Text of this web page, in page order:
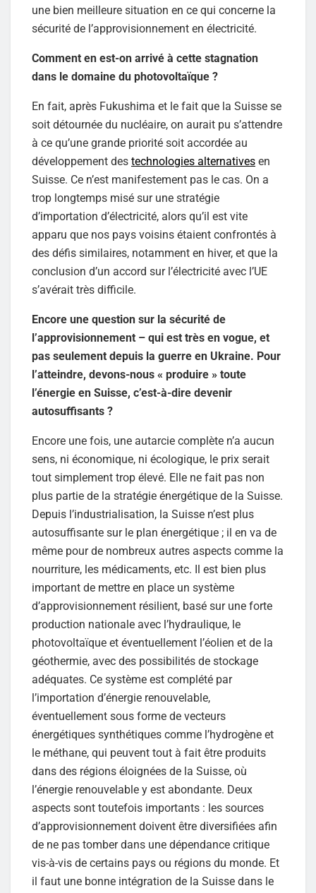
une bien meilleure situation en ce qui concerne la
sécurité de l’approvisionnement en électricité.
Comment en est-on arrivé à cette stagnation
dans le domaine du photovoltaïque ?
En fait, après Fukushima et le fait que la Suisse se
soit détournée du nucléaire, on aurait pu s’attendre
à ce qu’une grande priorité soit accordée au
développement des technologies alternatives en
Suisse. Ce n’est manifestement pas le cas. On a
trop longtemps misé sur une stratégie
d’importation d’électricité, alors qu’il est vite
apparu que nos pays voisins étaient confrontés à
des défis similaires, notamment en hiver, et que la
conclusion d’un accord sur l’électricité avec l’UE
s’avérait très difficile.
Encore une question sur la sécurité de
l’approvisionnement – qui est très en vogue, et
pas seulement depuis la guerre en Ukraine. Pour
l’atteindre, devons-nous « produire » toute
l’énergie en Suisse, c’est-à-dire devenir
autosuffisants ?
Encore une fois, une autarcie complète n’a aucun
sens, ni économique, ni écologique, le prix serait
tout simplement trop élevé. Elle ne fait pas non
plus partie de la stratégie énergétique de la Suisse.
Depuis l’industrialisation, la Suisse n’est plus
autosuffisante sur le plan énergétique ; il en va de
même pour de nombreux autres aspects comme la
nourriture, les médicaments, etc. Il est bien plus
important de mettre en place un système
d’approvisionnement résilient, basé sur une forte
production nationale avec l’hydraulique, le
photovoltaïque et éventuellement l’éolien et de la
géothermie, avec des possibilités de stockage
adéquates. Ce système est complété par
l’importation d’énergie renouvelable,
éventuellement sous forme de vecteurs
énergétiques synthétiques comme l’hydrogène et
le méthane, qui peuvent tout à fait être produits
dans des régions éloignées de la Suisse, où
l’énergie renouvelable y est abondante. Deux
aspects sont toutefois importants : les sources
d’approvisionnement doivent être diversifiées afin
de ne pas tomber dans une dépendance critique
vis-à-vis de certains pays ou régions du monde. Et
il faut une bonne intégration de la Suisse dans le